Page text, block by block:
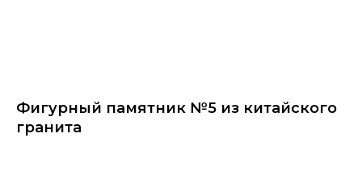
Фигурный памятник №5 из китайского
гранита